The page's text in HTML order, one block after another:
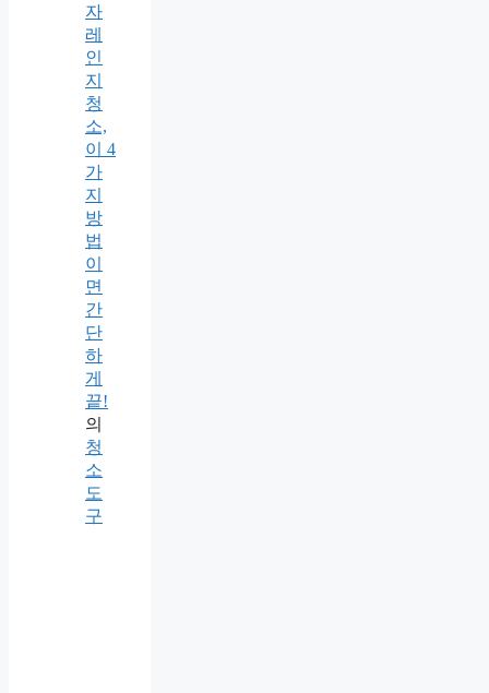
자
레
인
지
청
소,
이 4
가
지
방
법
이
면
간
단
하
게
끝!
의
청
소
도
구